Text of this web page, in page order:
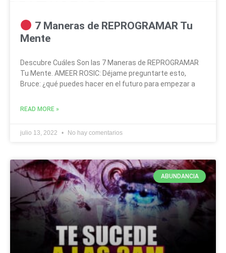
7 Maneras de REPROGRAMAR Tu
Mente
Descubre Cuáles Son las 7 Maneras de REPROGRAMAR
Tu Mente. AMEER ROSIC: Déjame preguntarte esto,
Bruce: ¿qué puedes hacer en el futuro para empezar a
READ MORE »
julio 13, 2022 No hay comentarios
ABUNDANCIA